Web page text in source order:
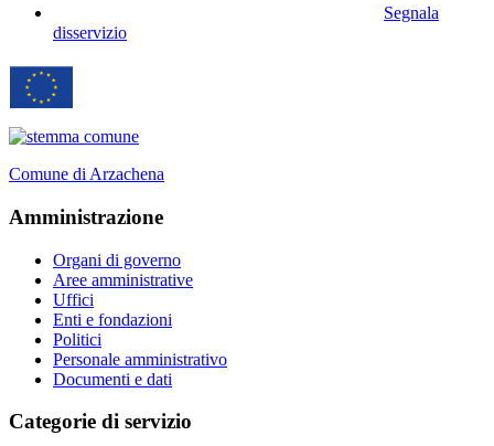
Segnala
disservizio
Comune di Arzachena
Amministrazione
Organi di governo
Aree amministrative
Uffici
Enti e fondazioni
Politici
Personale amministrativo
Documenti e dati
Categorie di servizio